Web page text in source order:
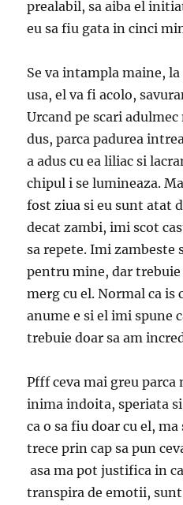
prealabil, sa aiba el
eu sa fiu gata in cinci
Se va intampla maine,
usa, el va fi acolo,
Urcand pe scari
dus, parca padurea
a adus cu ea liliac si
chipul i se lumineaza.
fost ziua si eu sunt atat
decat zambi, imi scot
sa repete. Imi zambeste
pentru mine, dar trebuie
merg cu el. Normal ca is
anume e si el imi spune
trebuie doar sa am
Pfff ceva mai greu parca
inima indoita, speriata
ca o sa fiu doar cu el,
trece prin cap sa pun
asa ma pot justifica in
transpira de emotii,